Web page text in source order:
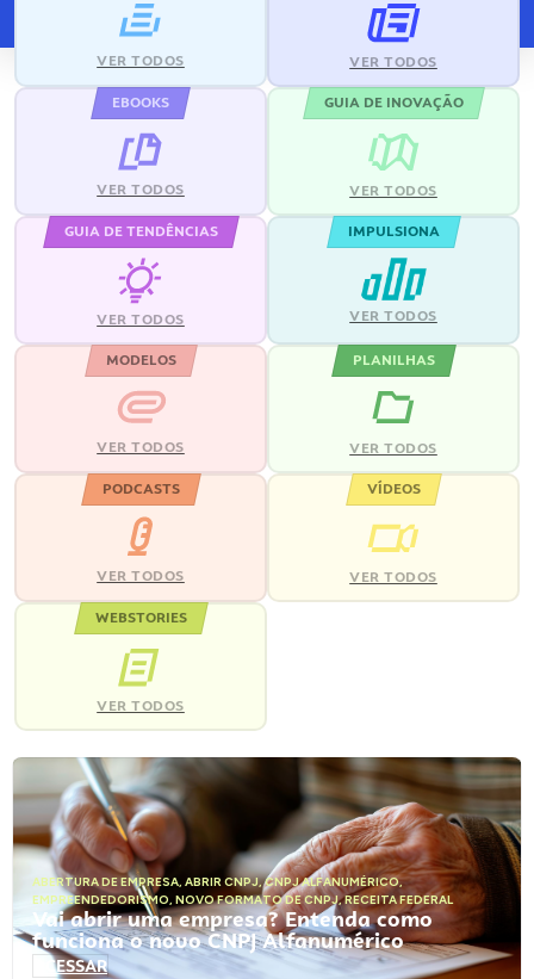
VER TODOS VER TODOS
EBOOKS
VER TODOS
GUIA DE INOVAÇÃO
VER TODOS
GUIA DE TENDÊNCIAS
VER TODOS
IMPULSIONA
VER TODOS
MODELOS
VER TODOS
PLANILHAS
VER TODOS
PODCASTS
VER TODOS
VÍDEOS
VER TODOS
WEBSTORIES
VER TODOS
ABERTURA DE EMPRESA, ABRIR CNPJ,CNPJ ALFANUMÉRICO,
EMPREENDEDORISMO, NOVO FORMATO DE CNPJ,RECEITA FEDERAL
Vai abrir uma empresa? Entenda como
funciona o novo CNPJ Alfanumérico
ACESSAR